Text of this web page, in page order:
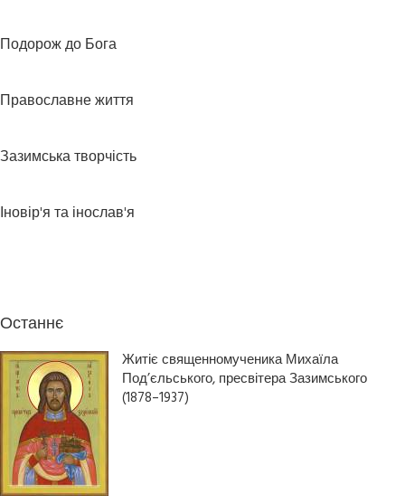
Подорож до Бога
Православне життя
Зазимська творчість
Іновір'я та інослав'я
Останнє
Житіє священномученика Михаїла
Под’єльського, пресвітера Зазимського
(1878–1937)